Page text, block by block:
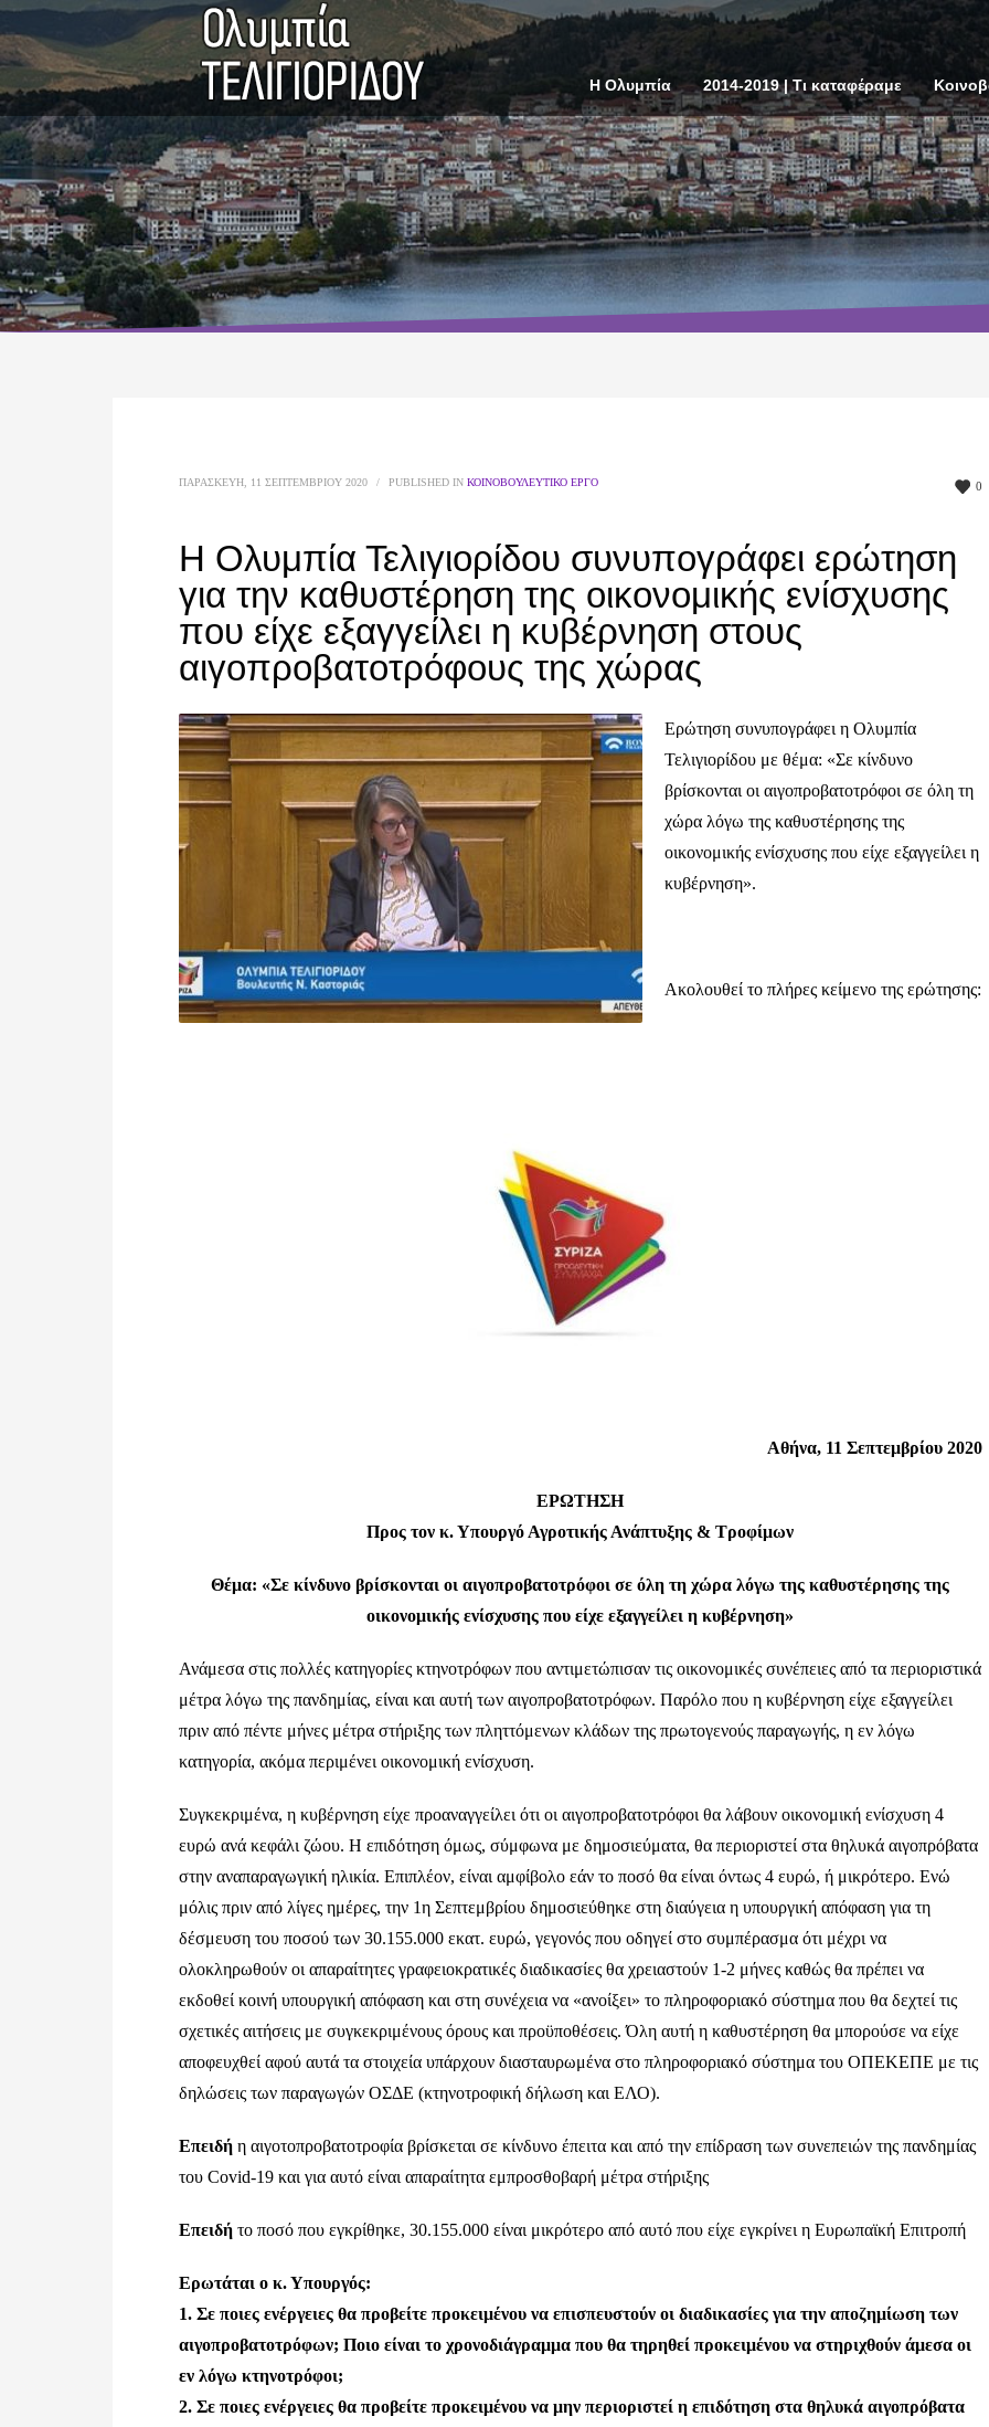
Η Ολυμπία 2014-2019 | Τι καταφέραμε
0
ΠΑΡΑΣΚΕΥΉ, 11 ΣΕΠΤΕΜΒΡΊΟΥ 2020 / PUBLISHED IN ΚΟΙΝΟΒΟΥΛΕΥΤΙΚΌ ΈΡΓΟ
Η Ολυμπία Τελιγιορίδου συνυπογράφει ερώτηση
για την καθυστέρηση της οικονομικής ενίσχυσης
που είχε εξαγγείλει η κυβέρνηση στους
αιγοπροβατοτρόφους της χώρας
Ερώτηση συνυπογράφει η Ολυμπία
Τελιγιορίδου με θέμα: «Σε κίνδυνο
βρίσκονται οι αιγοπροβατοτρόφοι σε όλη τη
χώρα λόγω της καθυστέρησης της
οικονομικής ενίσχυσης που είχε εξαγγείλει η
κυβέρνηση».
Ακολουθεί το πλήρες κείμενο της ερώτησης:
Αθήνα, 11 Σεπτεμβρίου 2020
ΕΡΩΤΗΣΗ
Προς τον κ. Υπουργό Αγροτικής Ανάπτυξης & Τροφίμων
Θέμα: «Σε κίνδυνο βρίσκονται οι αιγοπροβατοτρόφοι σε όλη τη χώραλόγω της καθυστέρησης της
οικονομικής ενίσχυσης που είχεεξαγγείλει η κυβέρνηση»
Ανάμεσα στις πολλές κατηγορίες κτηνοτρόφων που αντιμετώπισαν τις οικονομικές συνέπειες από τα περιοριστικά
μέτρα λόγω της πανδημίας, είναι και αυτή των αιγοπροβατοτρόφων. Παρόλο που η κυβέρνηση είχε εξαγγείλει
πριν από πέντε μήνες μέτρα στήριξης των πληττόμενων κλάδων της πρωτογενούς παραγωγής, η εν λόγω
κατηγορία, ακόμα περιμένει οικονομική ενίσχυση.
Συγκεκριμένα, η κυβέρνηση είχε προαναγγείλει ότι οι αιγοπροβατοτρόφοι θα λάβουν οικονομική ενίσχυση 4
ευρώ ανά κεφάλι ζώου. Η επιδότηση όμως, σύμφωνα με δημοσιεύματα, θα περιοριστεί στα θηλυκά αιγοπρόβατα
στην αναπαραγωγική ηλικία. Επιπλέον, είναι αμφίβολο εάν το ποσό θα είναι όντως 4 ευρώ, ή μικρότερο. Ενώ
μόλις πριν από λίγες ημέρες, την 1η Σεπτεμβρίου δημοσιεύθηκε στη διαύγεια η υπουργική απόφαση για τη
δέσμευση του ποσού των 30.155.000 εκατ. ευρώ, γεγονός που οδηγεί στο συμπέρασμα ότι μέχρι να
ολοκληρωθούν οι απαραίτητες γραφειοκρατικές διαδικασίες θα χρειαστούν 1-2 μήνες καθώς θα πρέπει να
εκδοθεί κοινή υπουργική απόφαση και στη συνέχεια να «ανοίξει» το πληροφοριακό σύστημα που θα δεχτεί τις
σχετικές αιτήσεις με συγκεκριμένους όρους και προϋποθέσεις. Όλη αυτή η καθυστέρηση θα μπορούσε να είχε
αποφευχθεί αφού αυτά τα στοιχεία υπάρχουν διασταυρωμένα στο πληροφοριακό σύστημα του ΟΠΕΚΕΠΕ με τις
δηλώσεις των παραγωγών ΟΣΔΕ (κτηνοτροφική δήλωση και ΕΛΟ).
Επειδή η αιγοτοπροβατοτροφία βρίσκεται σε κίνδυνο έπειτα και από την επίδραση των συνεπειών της πανδημίας
του Covid-19 και για αυτό είναι απαραίτητα εμπροσθοβαρή μέτρα στήριξης
Επειδή το ποσό που εγκρίθηκε, 30.155.000 είναι μικρότερο από αυτό που είχε εγκρίνει η Ευρωπαϊκή Επιτροπή
Ερωτάται ο κ. Υπουργός:
1. Σε ποιες ενέργειες θα προβείτε προκειμένου να επισπευστούν οι διαδικασίες για την αποζημίωση των
αιγοπροβατοτρόφων; Ποιο είναι το χρονοδιάγραμμα που θα τηρηθεί προκειμένου να στηριχθούν άμεσα οι
εν λόγω κτηνοτρόφοι;
2. Σε ποιες ενέργειες θα προβείτε προκειμένου να μην περιοριστεί η επιδότηση στα θηλυκά αιγοπρόβατα